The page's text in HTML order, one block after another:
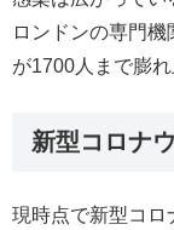
ロンドンの専門
が1700人まで膨
新型コロナ
現時点で新型コロ